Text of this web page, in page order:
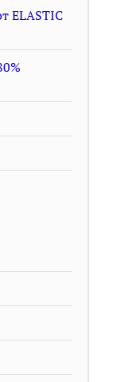
ELASTIC